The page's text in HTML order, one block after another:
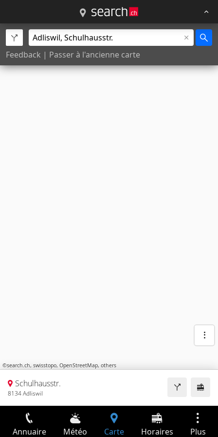
Feedback | Passer à l'ancienne carte
©search.ch, swisstopo, OpenStreetMap, others
Schulhausstr.
8134 Adliswil
Annuaire Météo Carte Horaires Plus